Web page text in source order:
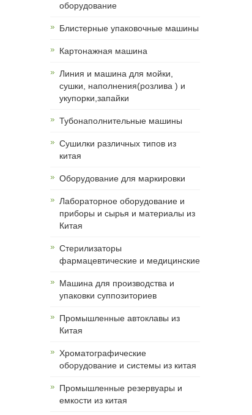
оборудование
Блистерные упаковочные машины
Картонажная машина
Линия и машина для мойки,
сушки, наполнения(розлива ) и
укупорки,запайки
Тубонаполнительные машины
Сушилки различных типов из
китая
Оборудование для маркировки
Лабораторное оборудование и
приборы и сырья и материалы из
Китая
Cтерилизаторы
фармацевтические и медицинские
Машина для производства и
упаковки суппозиториев
Промышленные автоклавы из
Китая
Хроматографические
оборудование и системы из китая
Промышленные резервуары и
емкости из китая